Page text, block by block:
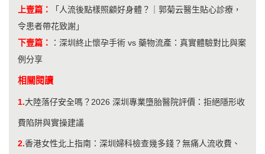
上壹篇：
「人流後點樣照顧好身體？｜郭菊云醫生貼心診療，
令患者帶花致謝」
下壹篇：
： 深圳終止懷孕手術 vs 藥物流產：真實體驗對比與案
例分享
相關閱讀
1.大陸落仔安全嗎？2026 深圳專業墮胎醫院評價：拒絕隱形收
費陷阱與實操建議
2.香港女性北上指南：深圳婦科檢查幾多錢？無痛人流收費、